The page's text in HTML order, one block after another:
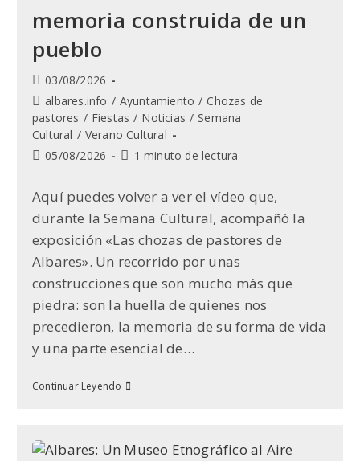
memoria construida de un
pueblo
Publicación
de
la
entrada:
03/08/2026
Categoría
de
la
entrada:
albares.info / Ayuntamiento / Chozas de
pastores / Fiestas / Noticias / Semana
Cultural / Verano Cultural
Última
la
entrada:
05/08/2026
Tiempo
1 minuto de lectura
Aquí puedes volver a ver el vídeo que,
durante la Semana Cultural, acompañó la
exposición «Las chozas de pastores de
Albares». Un recorrido por unas
construcciones que son mucho más que
piedra: son la huella de quienes nos
precedieron, la memoria de su forma de vida
y una parte esencial de…
Continuar Leyendo Las
Chozas
Memoria